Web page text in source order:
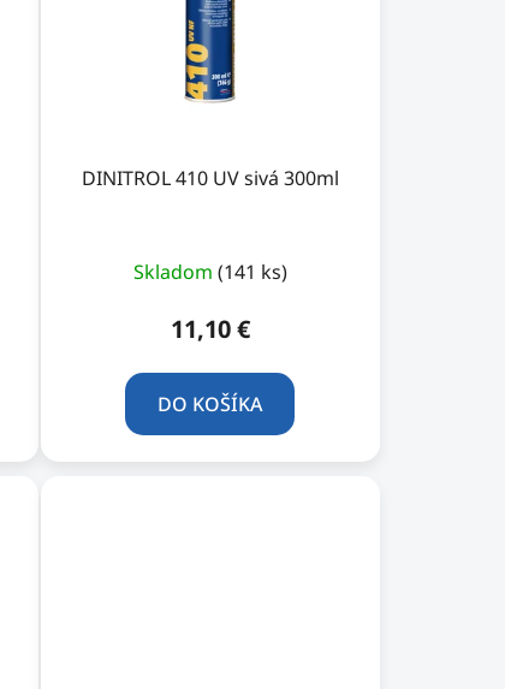
DINITROL 410 UV sivá 300ml
Skladom (141 ks)
11,10 €
DO KOŠÍKA